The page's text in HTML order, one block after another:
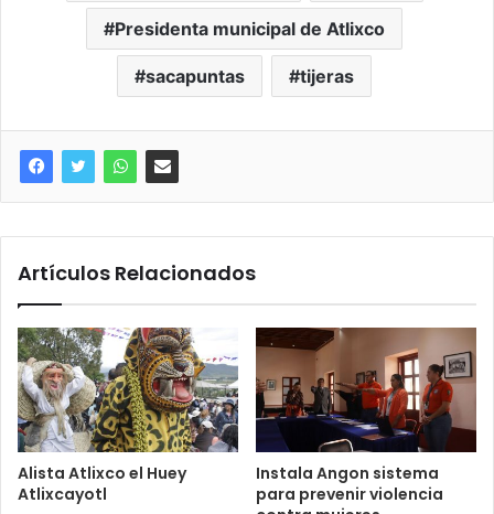
Presidenta municipal de Atlixco
sacapuntas tijeras
Artículos Relacionados
Alista Atlixco el Huey
Atlixcayotl
Instala Angon sistema
para prevenir violencia